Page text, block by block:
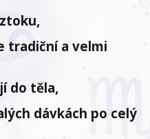
tradiční a velmi
do těla,
dávkách po celý